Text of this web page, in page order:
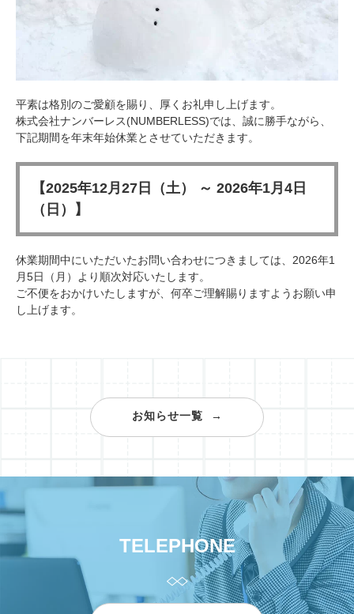
平素は格別のご愛顧を賜り、厚くお礼申し上げます。
株式会社ナンバーレス(NUMBERLESS)では、誠に勝手ながら、
下記期間を年末年始休業とさせていただきます。
【2025年12月27日（土） ～ 2026年1月4日
（日）
】
休業期間中にいただいたお問い合わせにつきましては、 2026年1
月5日（月）
より順次対応いたします。
ご不便をおかけいたしますが、何卒ご理解賜りますようお願い申
し上げます。
お知らせ一覧
TELEPHONE